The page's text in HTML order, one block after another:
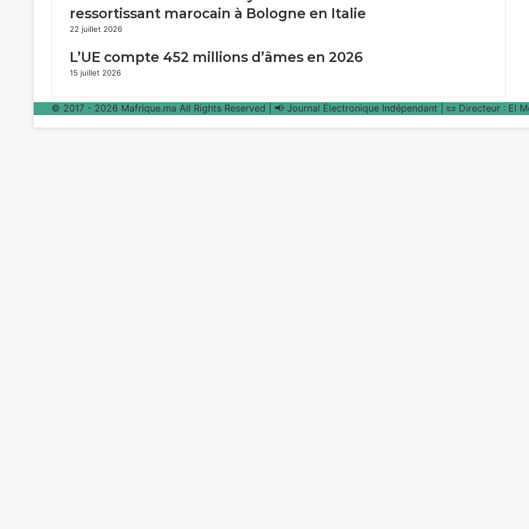
ressortissant marocain à Bologne en Italie
22 juillet 2026
L’UE compte 452 millions d’âmes en 2026
15 juillet 2026
© 2017 - 2026 Mafrique.ma All Rights Reserved | 📢 Journal Électronique Indépendant | 📜 Directeur : El